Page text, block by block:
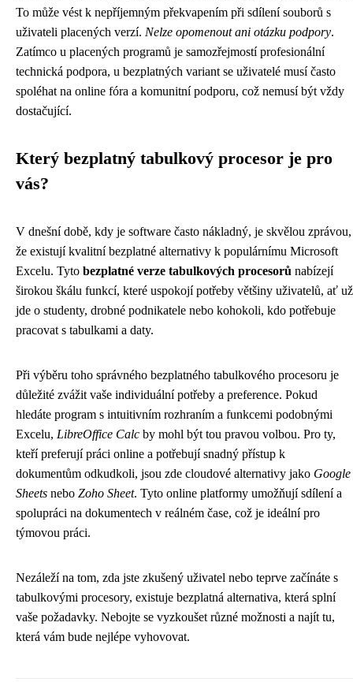
To může vést k nepříjemným překvapením při sdílení souborů s
uživateli placených verzí. Nelze opomenout ani otázku podpory.
Zatímco u placených programů je samozřejmostí profesionální
technická podpora, u bezplatných variant se uživatelé musí často
spoléhat na online fóra a komunitní podporu, což nemusí být vždy
dostačující.
Který bezplatný tabulkový procesor je pro
vás?
V dnešní době, kdy je software často nákladný, je skvělou zprávou,
že existují kvalitní bezplatné alternativy k populárnímu Microsoft
Excelu. Tyto bezplatné verze tabulkových procesorů nabízejí
širokou škálu funkcí, které uspokojí potřeby většiny uživatelů, ať už
jde o studenty, drobné podnikatele nebo kohokoli, kdo potřebuje
pracovat s tabulkami a daty.
Při výběru toho správného bezplatného tabulkového procesoru je
důležité zvážit vaše individuální potřeby a preference. Pokud
hledáte program s intuitivním rozhraním a funkcemi podobnými
Excelu, LibreOffice Calc by mohl být tou pravou volbou. Pro ty,
kteří preferují práci online a potřebují snadný přístup k
dokumentům odkudkoli, jsou zde cloudové alternativy jako Google
Sheets nebo Zoho Sheet. Tyto online platformy umožňují sdílení a
spolupráci na dokumentech v reálném čase, což je ideální pro
týmovou práci.
Nezáleží na tom, zda jste zkušený uživatel nebo teprve začínáte s
tabulkovými procesory, existuje bezplatná alternativa, která splní
vaše požadavky. Nebojte se vyzkoušet různé možnosti a najít tu,
která vám bude nejlépe vyhovovat.